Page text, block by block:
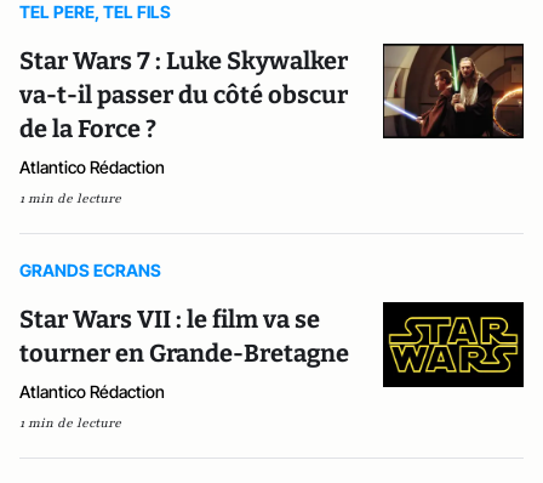
TEL PERE, TEL FILS
Star Wars 7 : Luke Skywalker
va-t-il passer du côté obscur
de la Force ?
Atlantico Rédaction
1 min de lecture
GRANDS ECRANS
Star Wars VII : le film va se
tourner en Grande-Bretagne
Atlantico Rédaction
1 min de lecture